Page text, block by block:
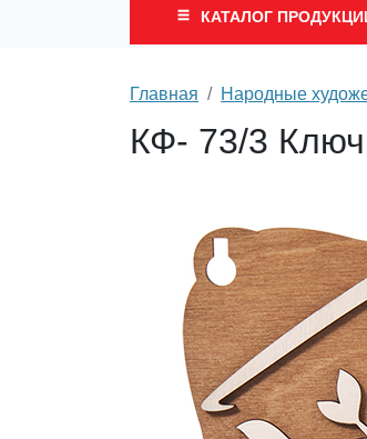
КАТАЛОГ
Главная Народные
КФ- 73/3